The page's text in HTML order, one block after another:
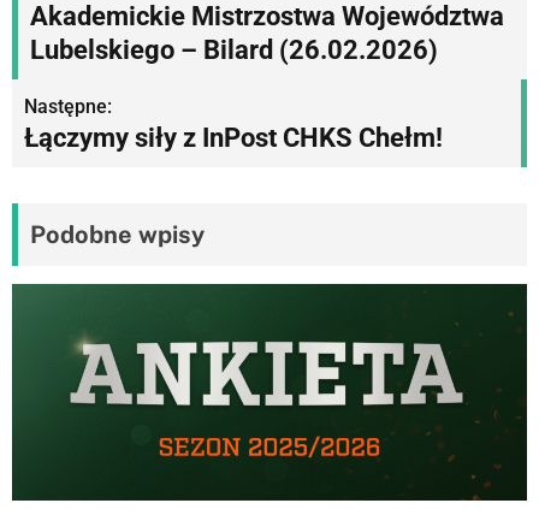
w
a
Akademickie Mistrzostwa Województwa
Lubelskiego – Bilard (26.02.2026)
Następne:
Łączymy siły z InPost CHKS Chełm!
Podobne wpisy